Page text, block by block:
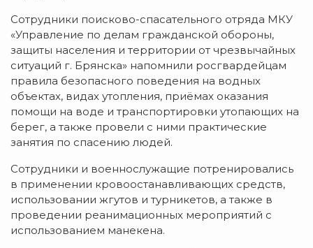
Сотрудники поисково-спасательного отряда МКУ
«Управление по делам гражданской обороны,
защиты населения и территории от чрезвычайных
ситуаций г. Брянска» напомнили росгвардейцам
правила безопасного поведения на водных
объектах, видах утопления, приёмах оказания
помощи на воде и транспортировки утопающих на
берег, а также провели с ними практические
занятия по спасению людей.
Сотрудники и военнослужащие потренировались
в применении кровоостанавливающих средств,
использовании жгутов и турникетов, а также в
проведении реанимационных мероприятий с
использованием манекена.